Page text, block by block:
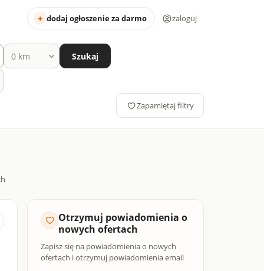
dodaj ogłoszenie za darmo zaloguj
Szukaj
Zapamiętaj filtry
Otrzymuj powiadomienia o
nowych ofertach
Zapisz się na powiadomienia o nowych
ofertach i otrzymuj powiadomienia email